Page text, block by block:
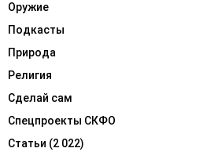
Оружие
Подкасты
Природа
Религия
Сделай сам
Спецпроекты СКФО
Статьи (2 022)